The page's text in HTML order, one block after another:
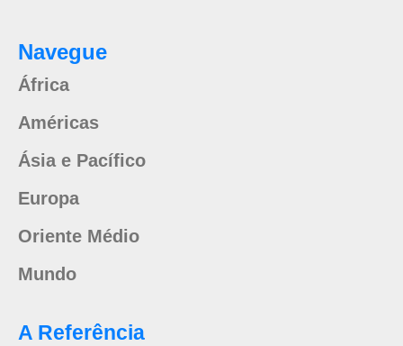
Navegue
África
Américas
Ásia e Pacífico
Europa
Oriente Médio
Mundo
A Referência